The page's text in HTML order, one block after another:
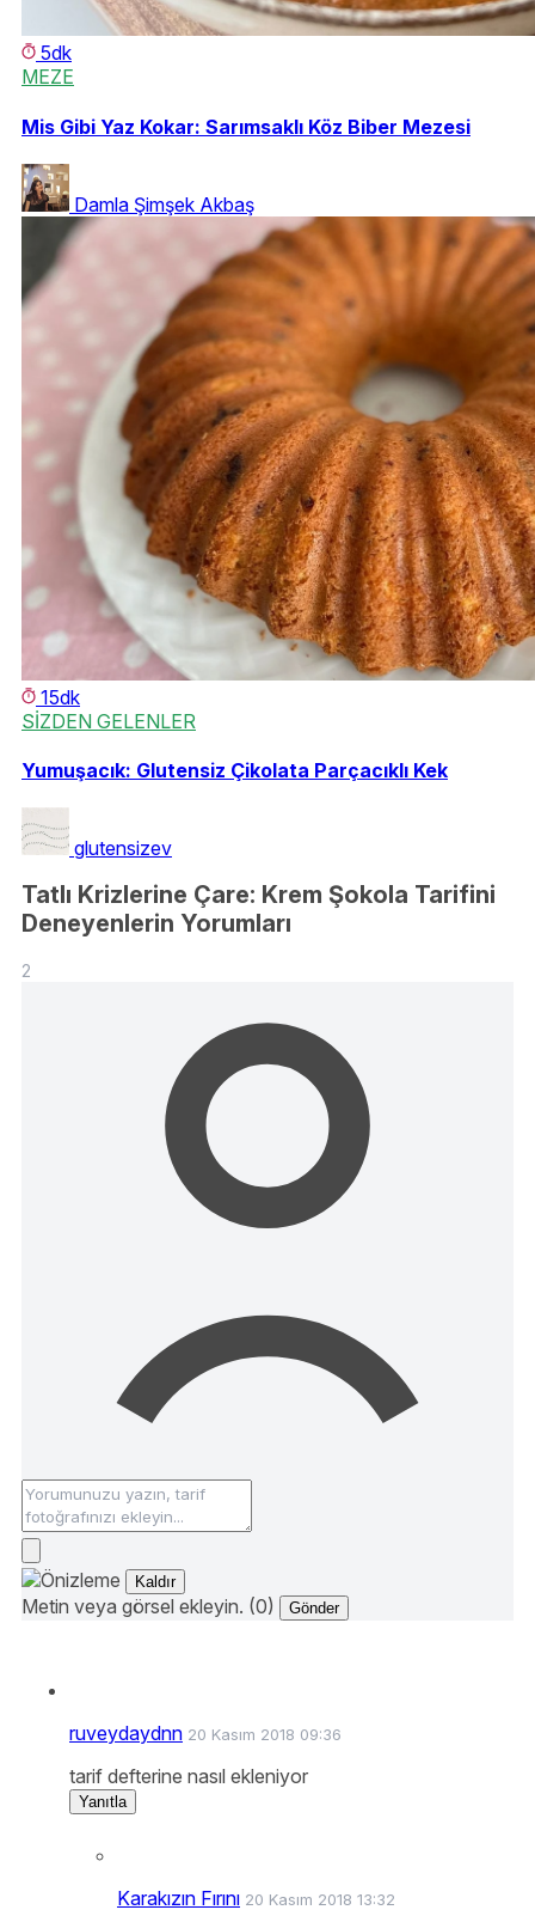
5dk
MEZE
Mis Gibi Yaz Kokar: Sarımsaklı Köz Biber Mezesi
Damla Şimşek Akbaş
15dk
SİZDEN GELENLER
Yumuşacık: Glutensiz Çikolata Parçacıklı Kek
glutensizev
Tatlı Krizlerine Çare: Krem Şokola Tarifini
Deneyenlerin Yorumları
2
Kaldır
Metin veya görsel ekleyin. (0) Gönder
ruveydaydnn 20 Kasım 2018 09:36
tarif defterine nasıl ekleniyor
Yanıtla
Karakızın Fırını 20 Kasım 2018 13:32